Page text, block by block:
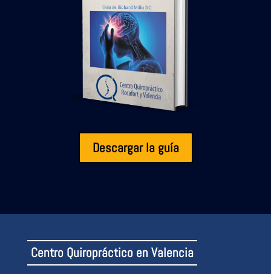
Descargar la guía
Centro Quiropráctico en Valencia